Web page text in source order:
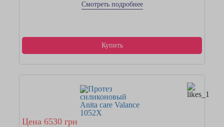
Смотреть подробнее
Купить
Цена 6530 грн